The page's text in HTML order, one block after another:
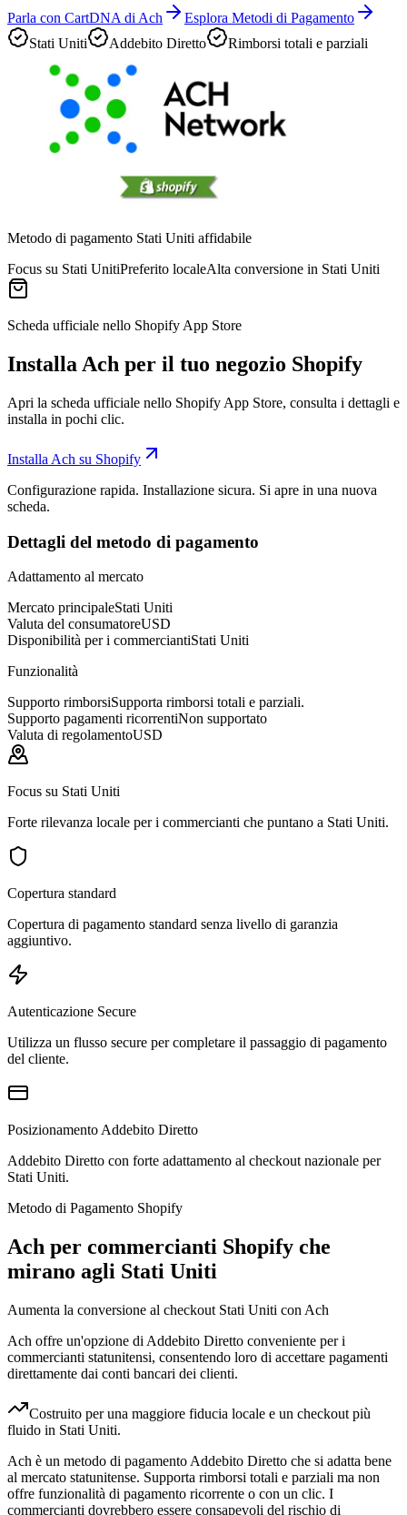
Parla con CartDNA di Ach
Esplora Metodi di Pagamento
Stati Uniti
Addebito Diretto Rimborsi totali e parziali
Metodo di pagamento Stati Uniti affidabile
Focus su Stati UnitiPreferito localeAlta conversione in Stati Uniti
Scheda ufficiale nello Shopify App Store
Installa Ach per il tuo negozio Shopify
Apri la scheda ufficiale nello Shopify App Store, consulta i dettagli e
installa in pochi clic.
Installa Ach su Shopify
Configurazione rapida. Installazione sicura. Si apre in una nuova
scheda.
Dettagli del metodo di pagamento
Adattamento al mercato
Mercato principaleStati Uniti
Valuta del consumatoreUSD
Disponibilità per i commerciantiStati Uniti
Funzionalità
Supporto rimborsiSupporta rimborsi totali e parziali.
Supporto pagamenti ricorrentiNon supportato
Valuta di regolamentoUSD
Focus su Stati Uniti
Forte rilevanza locale per i commercianti che puntano a Stati Uniti.
Copertura standard
Copertura di pagamento standard senza livello di garanzia
aggiuntivo.
Autenticazione Secure
Utilizza un flusso secure per completare il passaggio di pagamento
del cliente.
Posizionamento Addebito Diretto
Addebito Diretto con forte adattamento al checkout nazionale per
Stati Uniti.
Metodo di Pagamento Shopify
Ach per commercianti Shopify che
mirano agli Stati Uniti
Aumenta la conversione al checkout Stati Uniti con Ach
Ach offre un'opzione di Addebito Diretto conveniente per i
commercianti statunitensi, consentendo loro di accettare pagamenti
direttamente dai conti bancari dei clienti.
Costruito per una maggiore fiducia locale e un checkout più
fluido in Stati Uniti.
Ach è un metodo di pagamento Addebito Diretto che si adatta bene
al mercato statunitense. Supporta rimborsi totali e parziali ma non
offre funzionalità di pagamento ricorrente o con un clic. I
commercianti dovrebbero essere consapevoli del rischio di